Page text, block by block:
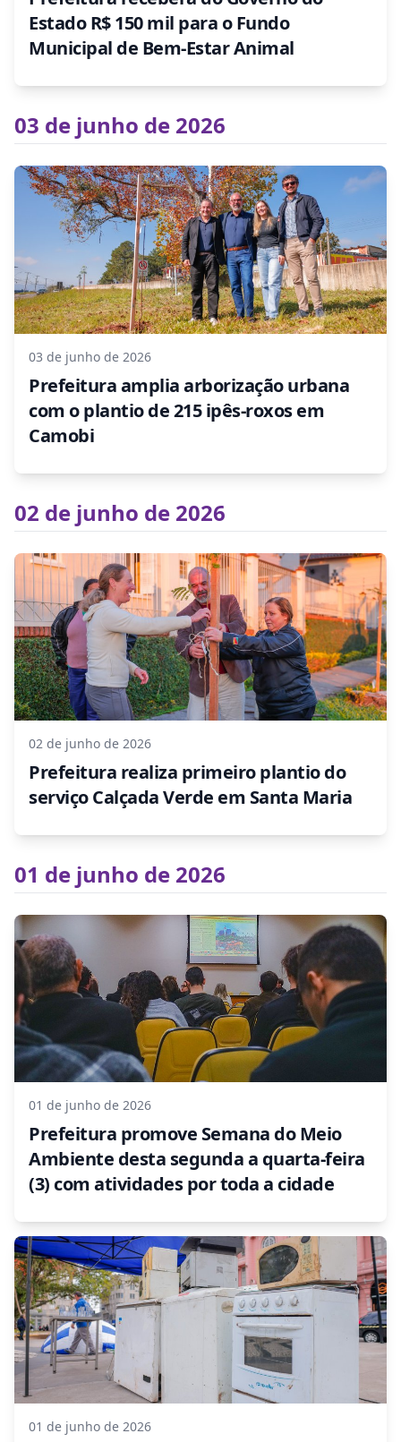
Estado R$ 150 mil para o Fundo
Municipal de Bem-Estar Animal
03 de junho de 2026
03 de junho de 2026
Prefeitura amplia arborização urbana
com o plantio de 215 ipês-roxos em
Camobi
02 de junho de 2026
02 de junho de 2026
Prefeitura realiza primeiro plantio do
serviço Calçada Verde em Santa Maria
01 de junho de 2026
01 de junho de 2026
Prefeitura promove Semana do Meio
Ambiente desta segunda a quarta-feira
(3) com atividades por toda a cidade
01 de junho de 2026